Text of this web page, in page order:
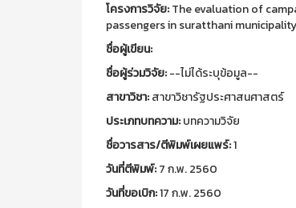
โครงการวิจัย:The evaluation of
passengers in suratthani
ชื่อผู้เขียน:
ชื่อผู้ร่วมวิจัย:--ไม่ได้ระบุข้อมูล--
สาขาวิชา:สาขาวิชารัฐประศาสนศาสตร์
ประเภทบทความ:บทความวิจัย
ชื่อวารสาร/ตีพิมพ์เผยแพร์:1
วันที่ตีพิมพ์:7 ก.พ. 2560
วันที่ขอเบิก:17 ก.พ. 2560